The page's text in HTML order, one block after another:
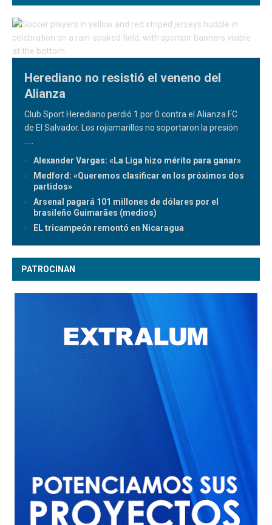
Herediano no resistió el veneno del
Alianza
Club Sport Herediano perdió 1 por 0 contra el Alianza FC
de El Salvador. Los rojiamarillos no soportaron la presión
Alexander Vargas: «La Liga hizo mérito para ganar»
Medford: «Queremos clasificar en los próximos dos
partidos»
Arsenal pagará 101 millones de dólares por el
brasileño Guimarães (medios)
EL tricampeón remontó en Nicaragua
PATROCINAN